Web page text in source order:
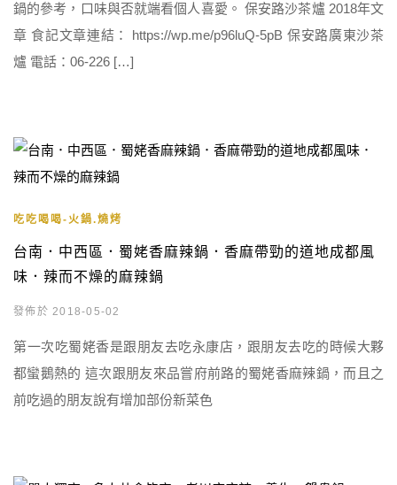
鍋的參考，口味與否就端看個人喜愛。 保安路沙茶爐 2018年文
章 食記文章連結： https://wp.me/p96luQ-5pB 保安路廣東沙茶
爐 電話：06-226 […]
吃吃喝喝-火鍋.燒烤
台南．中西區．蜀姥香麻辣鍋．香麻帶勁的道地成都風
味．辣而不燥的麻辣鍋
發佈於 2018-05-02
第一次吃蜀姥香是跟朋友去吃永康店，跟朋友去吃的時候大夥
都蠻鵝熱的 這次跟朋友來品嘗府前路的蜀姥香麻辣鍋，而且之
前吃過的朋友說有增加部份新菜色